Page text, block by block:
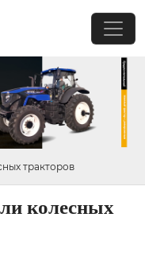
тракторов
колесных